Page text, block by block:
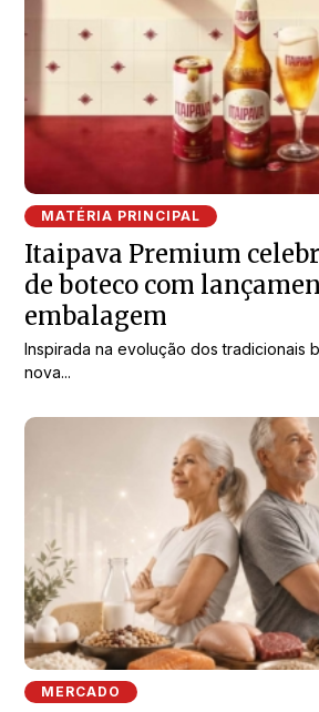
MATÉRIA PRINCIPAL
Itaipava Premium
de boteco com
embalagem
Inspirada na evolução dos tradicionais
nova...
MERCADO